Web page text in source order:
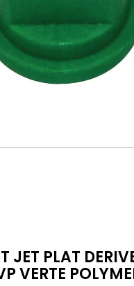
JET PLAT
VERTE